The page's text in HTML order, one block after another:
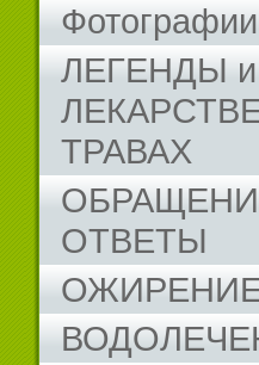
Фотографии
ЛЕГЕНДЫ
ТРАВАХ
ОТВЕТЫ